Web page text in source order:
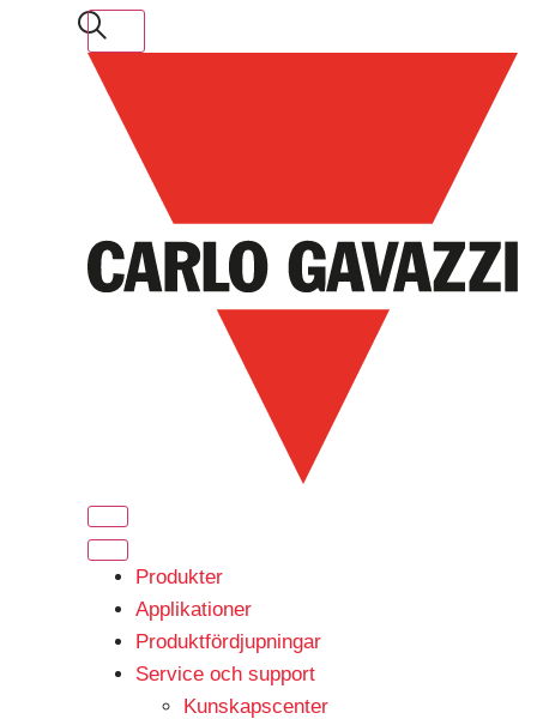
Produkter
Applikationer
Produktfördjupningar
Service och support
Kunskapscenter